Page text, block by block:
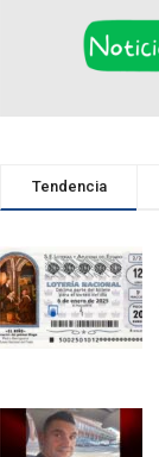
Tendencia